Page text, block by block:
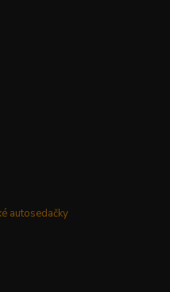
autosedačky